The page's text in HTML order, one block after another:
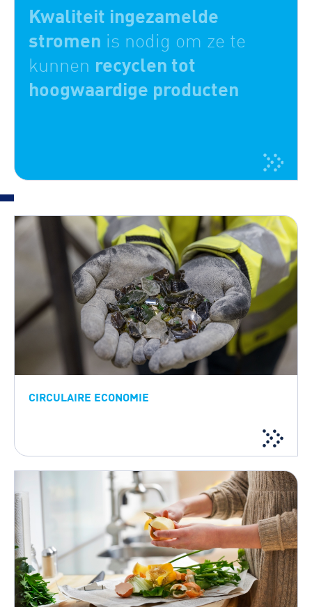
Kwaliteit ingezamelde
stromen is nodig om ze te
kunnen recyclen tot
hoogwaardige producten
CIRCULAIRE ECONOMIE